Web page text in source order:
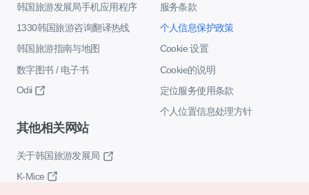
韩国旅游发展局手机应用程序
1330韩国旅游咨询翻译热线
韩国旅游指南与地图
数字图书 / 电子书
Odii
服务条款
个人信息保护政策
Cookie 设置
Cookie的说明
定位服务使用条款
个人位置信息处理方针
其他相关网站
关于韩国旅游发展局
K-Mice